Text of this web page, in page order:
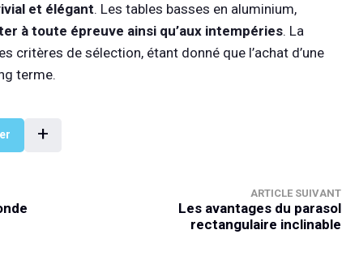
et élégant. Les tables basses en aluminium,
à toute épreuve ainsi qu’aux intempéries. La
critères de sélection, étant donné que l’achat d’une
terme.
+
ARTICLE SUIVANT
Les avantages du parasol
rectangulaire inclinable